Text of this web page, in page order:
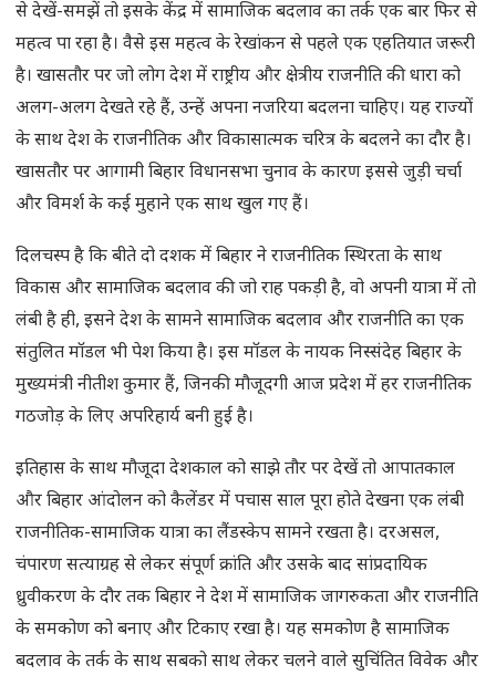
से देखें-समझें तो इसके केंद्र में सामाजिक बदलाव का तर्क एक बार फिर से
महत्व पा रहा है। वैसे इस महत्व के रेखांकन से पहले एक एहतियात जरूरी
है। खासतौर पर जो लोग देश में राष्ट्रीय और क्षेत्रीय राजनीति की धारा को
अलग-अलग देखते रहे हैं, उन्हें अपना नजरिया बदलना चाहिए। यह राज्यों
के साथ देश के राजनीतिक और विकासात्मक चरित्र के बदलने का दौर है।
खासतौर पर आगामी बिहार विधानसभा चुनाव के कारण इससे जुड़ी चर्चा
और विमर्श के कई मुहाने एक साथ खुल गए हैं।
दिलचस्प है कि बीते दो दशक में बिहार ने राजनीतिक स्थिरता के साथ
विकास और सामाजिक बदलाव की जो राह पकड़ी है, वो अपनी यात्रा में तो
लंबी है ही, इसने देश के सामने सामाजिक बदलाव और राजनीति का एक
संतुलित मॉडल भी पेश किया है। इस मॉडल के नायक निस्संदेह बिहार के
मुख्यमंत्री नीतीश कुमार हैं, जिनकी मौजूदगी आज प्रदेश में हर राजनीतिक
गठजोड़ के लिए अपरिहार्य बनी हुई है।
इतिहास के साथ मौजूदा देशकाल को साझे तौर पर देखें तो आपातकाल
और बिहार आंदोलन को कैलेंडर में पचास साल पूरा होते देखना एक लंबी
राजनीतिक-सामाजिक यात्रा का लैंडस्केप सामने रखता है। दरअसल,
चंपारण सत्याग्रह से लेकर संपूर्ण क्रांति और उसके बाद सांप्रदायिक
ध्रुवीकरण के दौर तक बिहार ने देश में सामाजिक जागरुकता और राजनीति
के समकोण को बनाए और टिकाए रखा है। यह समकोण है सामाजिक
बदलाव के तर्क के साथ सबको साथ लेकर चलने वाले सुचिंतित विवेक और